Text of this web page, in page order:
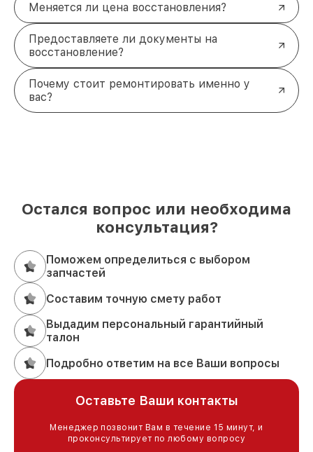
Меняется ли цена восстановления?
Предоставляете ли документы на
восстановление?
Почему стоит ремонтировать именно у
вас?
Остался вопрос или необходима
консультация?
Поможем определиться с выбором
запчастей
Составим точную смету работ
Выдадим персональный гарантийный
талон
Подробно ответим на все Ваши вопросы
Оставьте Ваши контакты
Менеджер позвонит Вам в течение 15 минут, и
проконсультирует по любому вопросу